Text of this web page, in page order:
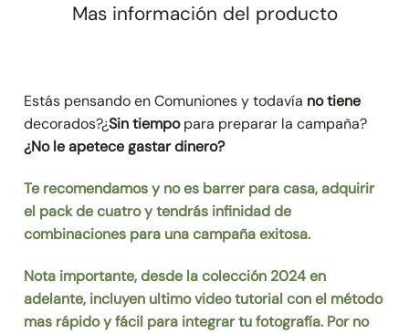
Mas información del producto
Estás pensando en Comuniones y todavía no tiene
decorados?¿Sin tiempopara preparar la campaña?
¿No le apetece gastar dinero?
Te recomendamos y no es barrer para casa, adquirir
el pack de cuatro y tendrás infinidad de
combinaciones para una campaña exitosa.
Nota importante, desde la colección 2024 en
adelante, incluyen ultimo video tutorial con el método
mas rápido y fácil para integrar tu fotografía. Por no